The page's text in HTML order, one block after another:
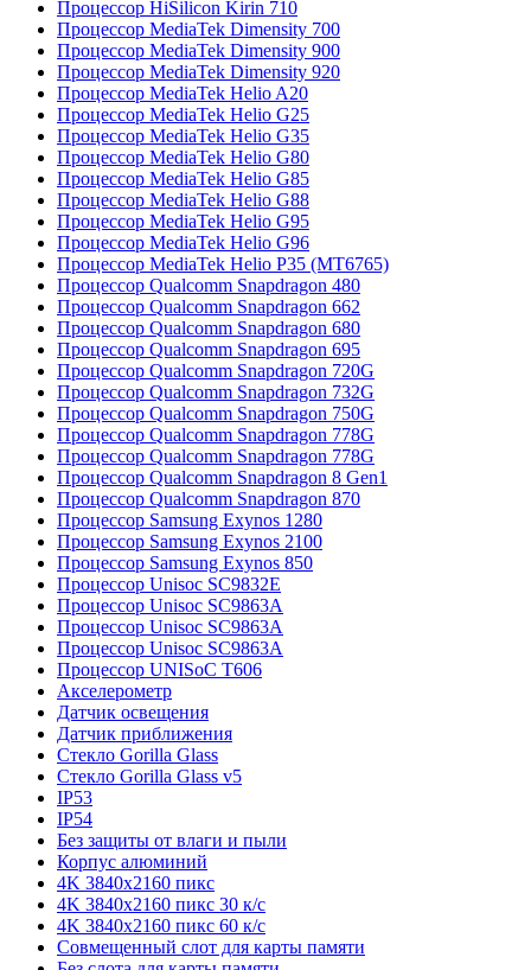
Процессор HiSilicon Kirin 710
Процессор MediaTek Dimensity 700
Процессор MediaTek Dimensity 900
Процессор MediaTek Dimensity 920
Процессор MediaTek Helio A20
Процессор MediaTek Helio G25
Процессор MediaTek Helio G35
Процессор MediaTek Helio G80
Процессор MediaTek Helio G85
Процессор MediaTek Helio G88
Процессор MediaTek Helio G95
Процессор MediaTek Helio G96
Процессор MediaTek Helio P35 (MT6765)
Процессор Qualcomm Snapdragon 480
Процессор Qualcomm Snapdragon 662
Процессор Qualcomm Snapdragon 680
Процессор Qualcomm Snapdragon 695
Процессор Qualcomm Snapdragon 720G
Процессор Qualcomm Snapdragon 732G
Процессор Qualcomm Snapdragon 750G
Процессор Qualcomm Snapdragon 778G
Процессор Qualcomm Snapdragon 778G
Процессор Qualcomm Snapdragon 8 Gen1
Процессор Qualcomm Snapdragon 870
Процессор Samsung Exynos 1280
Процессор Samsung Exynos 2100
Процессор Samsung Exynos 850
Процессор Unisoc SC9832E
Процессор Unisoc SC9863A
Процессор Unisoc SC9863A
Процессор Unisoc SC9863A
Процессор UNISoC T606
Акселерометр
Датчик освещения
Датчик приближения
Стекло Gorilla Glass
Стекло Gorilla Glass v5
IP53
IP54
Без защиты от влаги и пыли
Корпус алюминий
4K 3840x2160 пикс
4K 3840x2160 пикс 30 к/с
4K 3840x2160 пикс 60 к/с
Совмещенный слот для карты памяти